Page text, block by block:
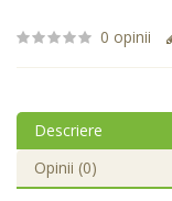
0 opinii
Descriere
Opinii (0)